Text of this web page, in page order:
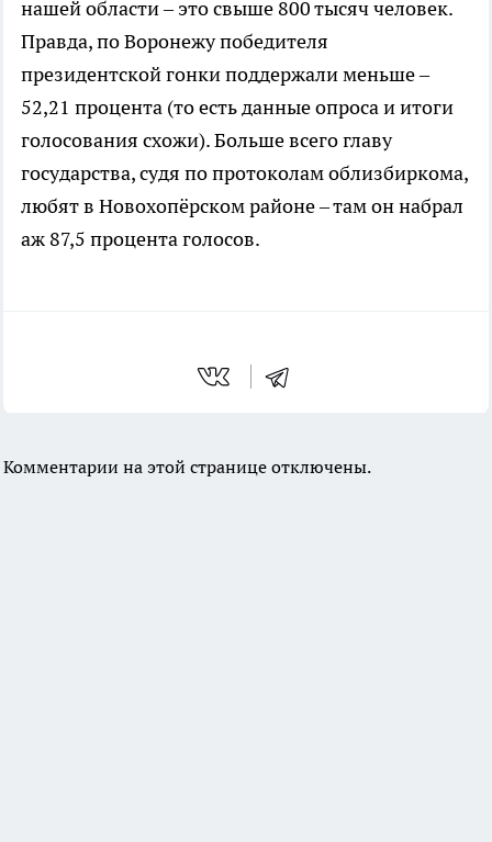
нашей области – это свыше 800 тысяч человек.
Правда, по Воронежу победителя
президентской гонки поддержали меньше –
52,21 процента (то есть данные опроса и итоги
голосования схожи). Больше всего главу
государства, судя по протоколам облизбиркома,
любят в Новохопёрском районе – там он набрал
аж 87,5 процента голосов.
Комментарии на этой странице отключены.